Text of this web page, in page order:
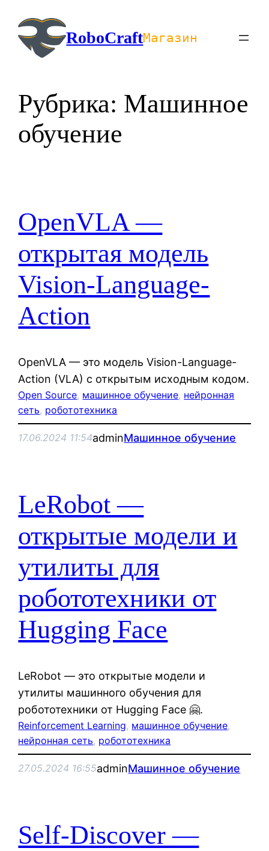
содержимомуRoboCraftМагазин
Рубрика: Машинное
обучение
OpenVLA —
открытая модель
Vision-Language-
Action
OpenVLA — это модель Vision-Language-
Action (VLA) с открытым исходным кодом.
Open Source, машинное обучение, нейронная
сеть, робототехника
17.06.2024 11:54adminМашинное обучение
LeRobot —
открытые модели и
утилиты для
робототехники от
Hugging Face
LeRobot — это открытые модели и
утилиты машинного обучения для
робототехники от Hugging Face 🤗.
Reinforcement Learning, машинное обучение
нейронная сеть, робототехника
27.05.2024 16:55adminМашинное обучение
Self-Discover —